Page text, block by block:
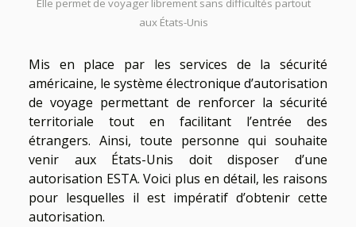
Elle permet de voyager librement sans difficultés partout
aux États-Unis
Mis en place par les services de la sécurité
américaine, le système électronique d’autorisation
de voyage permettant de renforcer la sécurité
territoriale tout en facilitant l’entrée des
étrangers. Ainsi, toute personne qui souhaite
venir aux États-Unis doit disposer d’une
autorisation ESTA. Voici plus en détail, les raisons
pour lesquelles il est impératif d’obtenir cette
autorisation.